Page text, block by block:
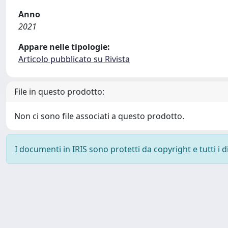
Anno
2021
Appare nelle tipologie:
Articolo pubblicato su Rivista
File in questo prodotto:
Non ci sono file associati a questo prodotto.
I documenti in IRIS sono protetti da copyright e tutti i